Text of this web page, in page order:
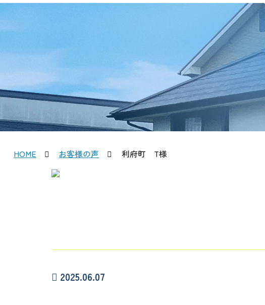
HOME お客様の声 利府町 T様
2025.06.07